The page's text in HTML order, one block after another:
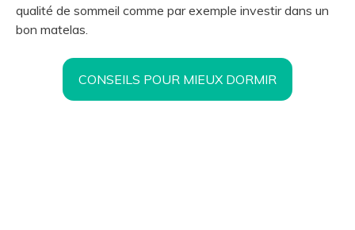
qualité de sommeil comme par exemple investir dans un
bon matelas.
CONSEILS POUR MIEUX DORMIR